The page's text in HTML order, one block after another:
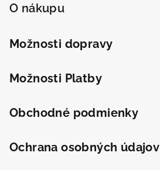
O nákupu
Možnosti dopravy
Možnosti Platby
Obchodné podmienky
Ochrana osobných údajov